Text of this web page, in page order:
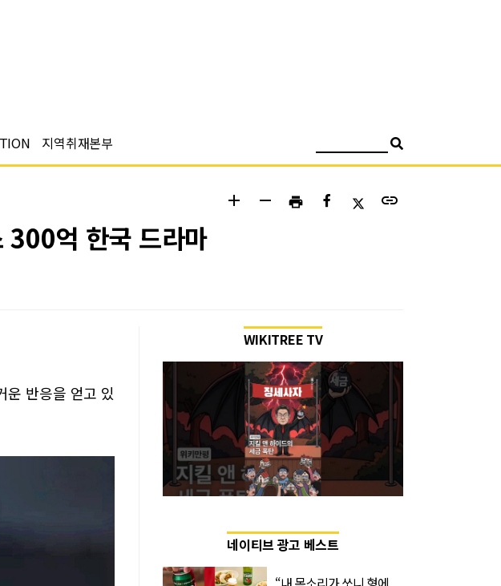
지역취재본부
add remove print link
억 한국 드라마
운 반응을 얻고 있
WIKITREE TV
네이티브 광고 베스트